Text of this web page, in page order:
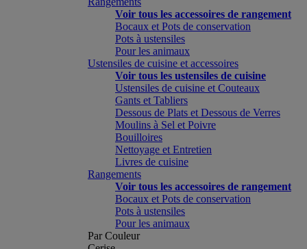
Voir tous les accessoires de rangement
Bocaux et Pots de conservation
Pots à ustensiles
Pour les animaux
Ustensiles de cuisine et accessoires
Voir tous les ustensiles de cuisine
Ustensiles de cuisine et Couteaux
Gants et Tabliers
Dessous de Plats et Dessous de Verres
Moulins à Sel et Poivre
Bouilloires
Nettoyage et Entretien
Livres de cuisine
Rangements
Voir tous les accessoires de rangement
Bocaux et Pots de conservation
Pots à ustensiles
Pour les animaux
Par Couleur